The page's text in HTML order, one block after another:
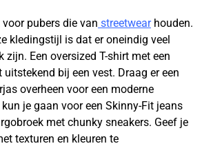
pubers die van streetwearhouden.
kledingstijl is dat er oneindig veel
Een oversized T-shirt met een
bij een vest. Draag er een
overheen voor een moderne
je gaan voor een Skinny-Fit jeans
met chunky sneakers. Geef je
texturen en kleuren te